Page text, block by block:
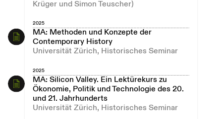
Krüger und Simon Teuscher)
2025
MA: Methoden und Konzepte der
Contemporary History
Universität Zürich, Historisches Seminar
2025
MA: Silicon Valley. Ein Lektürekurs zu
Ökonomie, Politik und Technologie des 20.
und 21. Jahrhunderts
Universität Zürich, Historisches Seminar